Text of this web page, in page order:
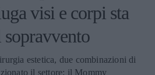
visi e corpi sta
estetica, due combinazioni di
il settore: il Mommy